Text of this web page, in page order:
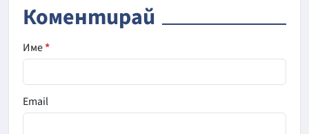
Коментирай
Име*
Email